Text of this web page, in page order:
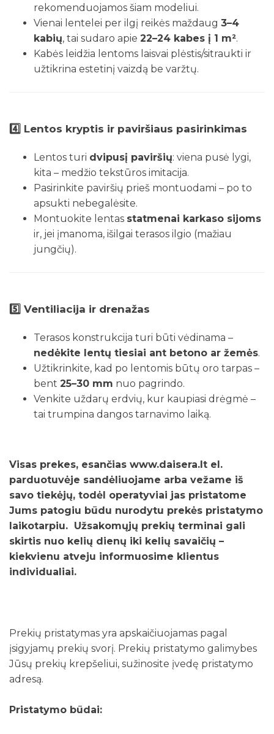
rekomenduojamos šiam modeliui.
Vienai lentelei per ilgį reikės maždaug 3–4
kabių, tai sudaro apie 22–24 kabes į 1 m².
Kabės leidžia lentoms laisvai plėstis/sitraukti ir
užtikrina estetinį vaizdą be varžtų.
4️⃣ Lentos kryptis ir paviršiaus pasirinkimas
Lentos turi dvipusį paviršių: viena pusė lygi,
kita – medžio tekstūros imitacija.
Pasirinkite paviršių prieš montuodami – po to
apsukti nebegalėsite.
Montuokite lentas statmenai karkaso sijoms
ir, jei įmanoma, išilgai terasos ilgio (mažiau
jungčių).
5️⃣ Ventiliacija ir drenažas
Terasos konstrukcija turi būti vėdinama –
nedėkite lentų tiesiai ant betono ar žemės.
Užtikrinkite, kad po lentomis būtų oro tarpas –
bent 25–30 mm nuo pagrindo.
Venkite uždarų erdvių, kur kaupiasi drėgmė –
tai trumpina dangos tarnavimo laiką.
Visas prekes, esančias www.daisera.lt el.
parduotuvėje sandėliuojame arba vežame iš
savo tiekėjų, todėl operatyviai jas pristatome
Jums patogiu būdu nurodytu prekės pristatymo
laikotarpiu. Užsakomųjų prekių terminai gali
skirtis nuo kelių dienų iki kelių savaičių –
kiekvienu atveju informuosime klientus
individualiai.
Prekių pristatymas yra apskaičiuojamas pagal
įsigyjamų prekių svorį. Prekių pristatymo galimybes
Jūsų prekių krepšeliui, sužinosite įvedę pristatymo
adresą.
Pristatymo būdai: